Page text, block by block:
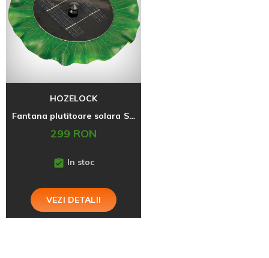
HOZELOCK
Fantana plutitoare solara SOLAR FLOATING LILY
299 RON
In stoc
VEZI DETALII